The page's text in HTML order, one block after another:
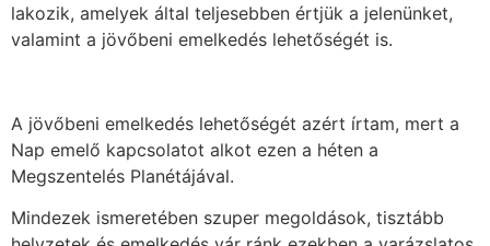
lakozik, amelyek által teljesebben értjük a jelenünket,
valamint a jövőbeni emelkedés lehetőségét is.
A jövőbeni emelkedés lehetőségét azért írtam, mert a
Nap emelő kapcsolatot alkot ezen a héten a
Megszentelés Planétájával.
Mindezek ismeretében szuper megoldások, tisztább